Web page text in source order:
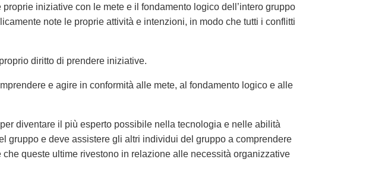
iniziative con le mete e il fondamento logico dell’intero gruppo
note le proprie attività e intenzioni, in modo che tutti i conflitti
diritto di prendere iniziative.
e agire in conformità alle mete, al fondamento logico e alle
diventare il più esperto possibile nella tecnologia e nelle abilità
gruppo e deve assistere gli altri individui del gruppo a comprendere
queste ultime rivestono in relazione alle necessità organizzative